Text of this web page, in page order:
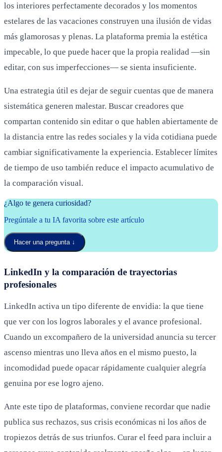
los interiores perfectamente decorados y los momentos
estelares de las vacaciones construyen una ilusión de vidas
más glamorosas y plenas. La plataforma premia la estética
impecable, lo que puede hacer que la propia realidad —sin
editar, con sus imperfecciones— se sienta insuficiente.
Una estrategia útil es dejar de seguir cuentas que de manera
sistemática generen malestar. Buscar creadores que
compartan contenido sin editar o que hablen abiertamente de
la distancia entre las redes sociales y la vida cotidiana puede
cambiar significativamente la experiencia. Establecer límites
de tiempo de uso también reduce el impacto acumulativo de
la comparación visual.
¿Algo te genera curiosidad?
Pregúntale a tu IA favorita sobre este artículo
Hacer una pregunta ↓
LinkedIn y la comparación de trayectorias
profesionales
LinkedIn activa un tipo diferente de envidia: la que tiene
que ver con los logros laborales y el avance profesional.
Cuando un excompañero de la universidad anuncia su tercer
ascenso mientras uno lleva años en el mismo puesto, la
incomodidad puede opacar rápidamente cualquier alegría
genuina por ese logro ajeno.
Ante este tipo de plataformas, conviene recordar que nadie
publica sus rechazos, sus crisis económicas ni los años de
tropiezos detrás de sus triunfos. Curar el feed para incluir a